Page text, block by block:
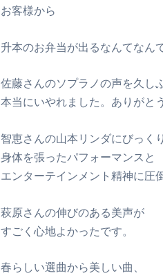
お客様から
升本のお弁当が出るなんてなん
佐藤さんのソプラノの声を久し
本当にいやれました。ありがと
智恵さんの山本リンダにびっく
身体を張ったパフォーマンスと
エンターテインメント精神に圧
萩原さんの伸びのある美声が
すごく心地よかったです。
春らしい選曲から美しい曲、